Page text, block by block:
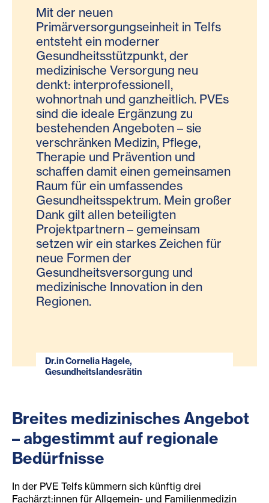
Mit der neuen
Primärversorgungseinheit in Telfs
entsteht ein moderner
Gesundheitsstützpunkt, der
medizinische Versorgung neu
denkt: interprofessionell,
wohnortnah und ganzheitlich. PVEs
sind die ideale Ergänzung zu
bestehenden Angeboten – sie
verschränken Medizin, Pflege,
Therapie und Prävention und
schaffen damit einen gemeinsamen
Raum für ein umfassendes
Gesundheitsspektrum. Mein großer
Dank gilt allen beteiligten
Projektpartnern – gemeinsam
setzen wir ein starkes Zeichen für
neue Formen der
Gesundheitsversorgung und
medizinische Innovation in den
Regionen.
Dr.in Cornelia Hagele,
Gesundheitslandesrätin
Die ÖGK freut sich zusammen mit
den Diakonissen das zweite
Primärversorgungszentrum in Tirol
realisieren zu können. Als Vertreter
der Versicherten ist es mir ein
besonderes Anliegen, die
kassenärztliche Versorgung in Tirol
weiter zu verbessern.
Werner Salzburger, Vorsitzender des
Landesstellenausschusses der ÖGK in Tirol
Breites medizinisches Angebot
– abgestimmt auf regionale
Bedürfnisse
In der PVE Telfs kümmern sich künftig drei
Fachärzt:innen für Allgemein- und Familienmedizin